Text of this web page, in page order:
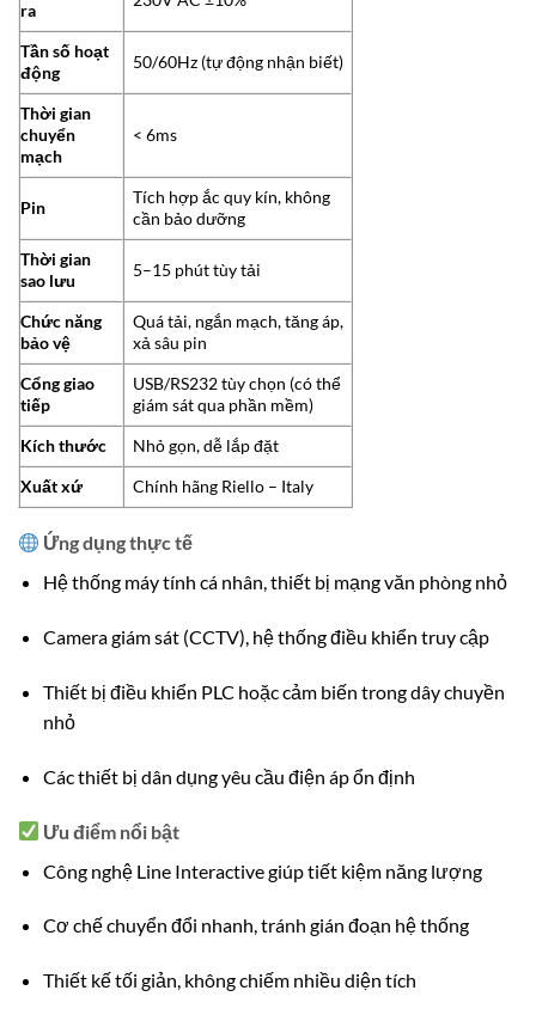
ra
Tần số hoạt
động
50/60Hz (tự động nhận biết)
Thời gian
chuyển
mạch
< 6ms
Pin
Tích hợp ắc quy kín, không
cần bảo dưỡng
Thời gian
sao lưu
5–15 phút tùy tải
Chức năng
bảo vệ
Quá tải, ngắn mạch, tăng áp,
xả sâu pin
Cổng giao
tiếp
USB/RS232 tùy chọn (có thể
giám sát qua phần mềm)
Kích thước
Nhỏ gọn, dễ lắp đặt
Xuất xứ
Chính hãng Riello – Italy
Ứng dụng thực tế
Hệ thống máy tính cá nhân, thiết bị mạng văn phòng nhỏ
Camera giám sát (CCTV), hệ thống điều khiển truy cập
Thiết bị điều khiển PLC hoặc cảm biến trong dây chuyền
nhỏ
Các thiết bị dân dụng yêu cầu điện áp ổn định
Ưu điểm nổi bật
Công nghệ Line Interactive giúp tiết kiệm năng lượng
Cơ chế chuyển đổi nhanh, tránh gián đoạn hệ thống
Thiết kế tối giản, không chiếm nhiều diện tích